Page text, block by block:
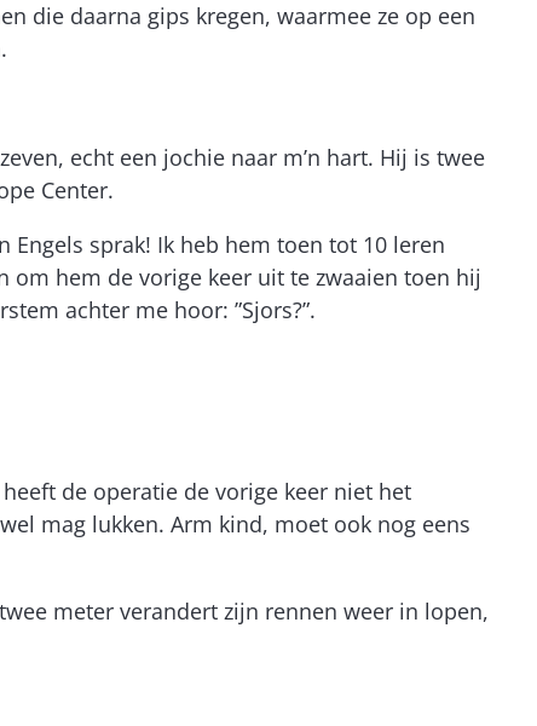
die daarna gips kregen, waarmee ze op een
echt een jochie naar m’n hart. Hij is twee
Center.
sprak! Ik heb hem toen tot 10 leren
om hem de vorige keer uit te zwaaien toen hij
achter me hoor: ”Sjors?”.
de operatie de vorige keer niet het
mag lukken. Arm kind, moet ook nog eens
meter verandert zijn rennen weer in lopen,